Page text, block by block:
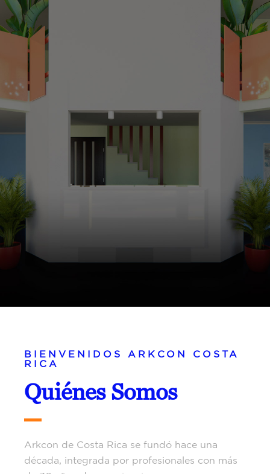
BIENVENIDOS ARKCON COSTA
RICA
Quiénes Somos
Arkcon de Costa Rica se fundó hace una
década, integrada por profesionales con más